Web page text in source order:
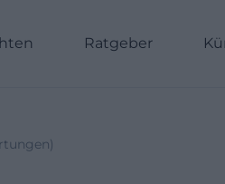
Ratgeber
)